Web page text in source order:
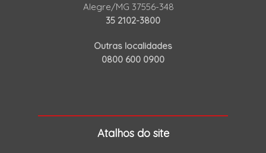
Alegre/MG 37556-348
35 2102-3800
Outras localidades
0800 600 0900
Atalhos do site